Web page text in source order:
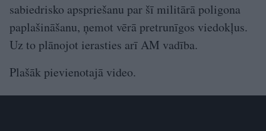
sabiedrisko apspriešanu par šī militārā poligona
paplašināšanu, ņemot vērā pretrunīgos viedokļus.
Uz to plānojot ierasties arī AM vadība.
Plašāk pievienotajā video.